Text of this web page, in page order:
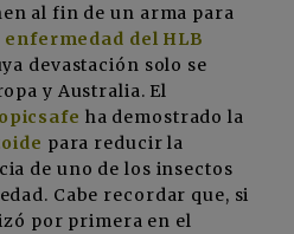
al fin de un arma para
enfermedad del HLB
devastación solo se
y Australia. El
ha demostrado la
para reducir la
de uno de los insectos
Cabe recordar que, si
por primera en el